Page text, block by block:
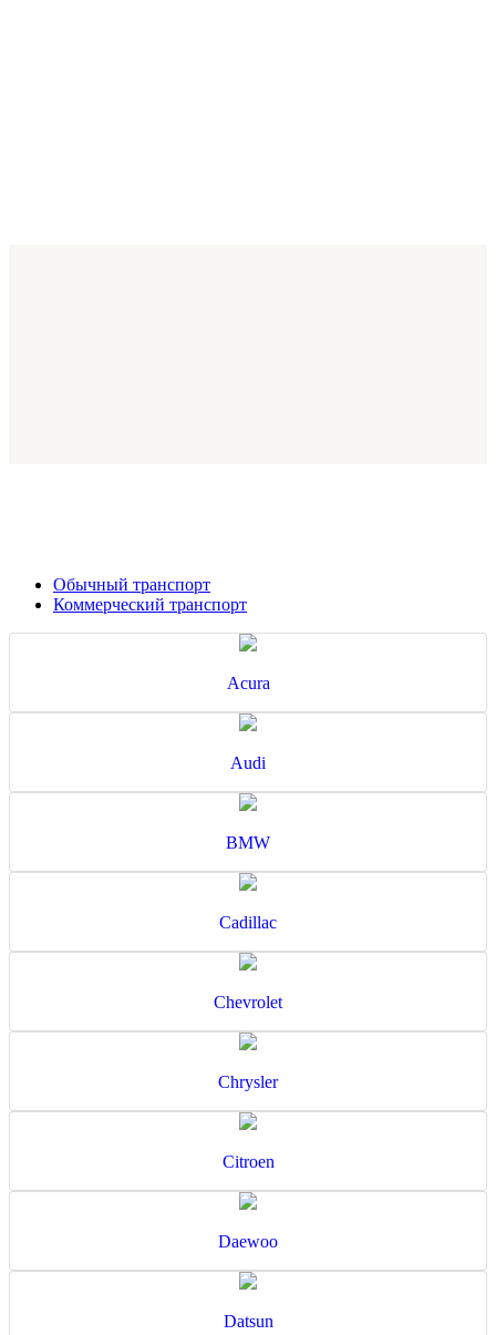
Обычный транспорт
Коммерческий транспорт
Acura
Audi
BMW
Cadillac
Chevrolet
Chrysler
Citroen
Daewoo
Datsun